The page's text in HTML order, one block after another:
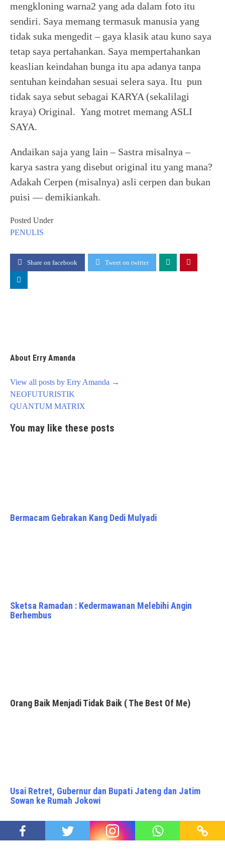
mengkloning warna2 yang ada dalam foto itu
sendiri. Saya memang termasuk manusia yang
tidak suka mengedit – gaya klasik atau kuno saya
tetap saya pertahankan. Saya mempertahankan
keaslian keindahan bunga itu apa adanya tanpa
sentuhan keindahan sesuai selera saya. Itu pun
tidak saya sebut sebagai KARYA (sekalilagi
kraya) Original. Yang motret memang ASLI
SAYA.
Andaikan saja yang lain – Sastra misalnya –
karya sastra yang disebut original itu yang mana?
Adakah Cerpen (misalnya) asli cerpen dan bukan
puisi — demikiankah.
Posted Under
PENULIS
Share on facebook Tweet on twitter
About Erry Amanda
View all posts by Erry Amanda →
Post
navigation
NEOFUTURISTIK
QUANTUM MATRIX
You may like these posts
Bermacam Gebrakan Kang Dedi Mulyadi
Sketsa Ramadan : Kedermawanan Melebihi Angin
Berhembus
Orang Baik Menjadi Tidak Baik ( The Best Of Me)
Usai Retret, Gubernur dan Bupati Jateng dan Jatim
Sowan ke Rumah Jokowi